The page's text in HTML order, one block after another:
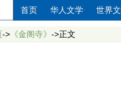
首页 华人文学 世界
-> 《金阁寺》 ->正文